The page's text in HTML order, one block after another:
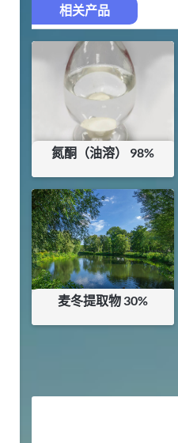
相关产品
氮酮（油溶） 98%
¥95
库存：91.495 KG
麦冬提取物 30%
乙酸橙
浏览量 - 5.51w
2021-06-17
3
浏览量 - 4.4w
29 4 N-羟甲
浏览量 - 1.98w
2021-06-22
92 5
对甲氧